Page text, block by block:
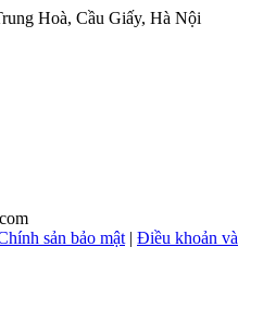
Hoà, Cầu Giấy, Hà Nội
sản bảo mật | Điều khoản và